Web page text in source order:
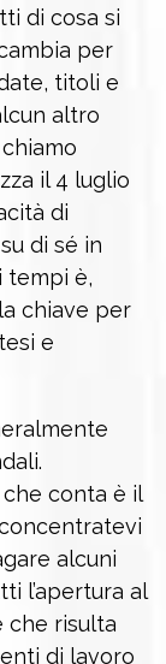
di cosa si
per
titoli e
altro
il 4 luglio
di
di sé in
tempi è,
chiave per
e
conta è il
alcuni
l’apertura al
che risulta
di lavoro